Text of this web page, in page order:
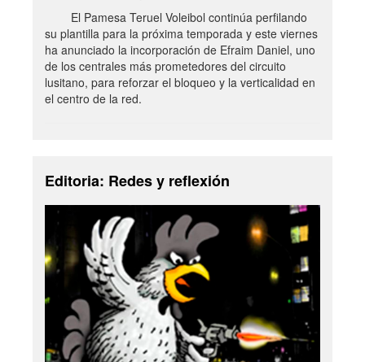
El Pamesa Teruel Voleibol continúa perfilando
su plantilla para la próxima temporada y este viernes
ha anunciado la incorporación de Efraim Daniel, uno
de los centrales más prometedores del circuito
lusitano, para reforzar el bloqueo y la verticalidad en
el centro de la red.
Editoria: Redes y reflexión